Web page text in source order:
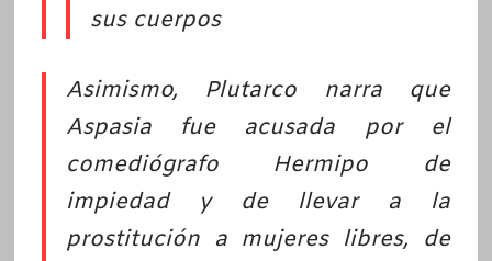
sus cuerpos
Asimismo, Plutarco narra que
Aspasia fue acusada por el
comediógrafo Hermipo de
impiedad y de llevar a la
prostitución a mujeres libres, de